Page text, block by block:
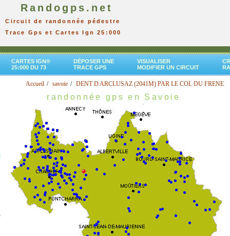
Randogps.net
Circuit de randonnée pédestre
Trace Gps et Cartes Ign 25:000
CARTES IGN®
25:000 DU 73
DÉPOSER UNE
TRACE GPS
VISUALISER
MODIFIER UN CIRCUIT
Accueil savoie DENT D ARCLUSAZ (2041M) PAR LE COL DU FRENE
randonnée gps en Savoie